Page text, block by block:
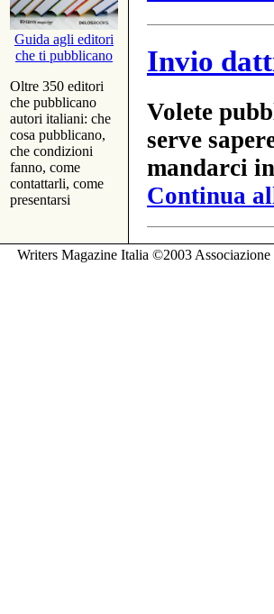
Guida agli editori
che ti pubblicano
Oltre 350 editori
che pubblicano
autori italiani: che
cosa pubblicano,
che condizioni
fanno, come
contattarli, come
presentarsi
Invio
Volete
serve
mandarci
Continua
Writers Magazine Italia ©2003